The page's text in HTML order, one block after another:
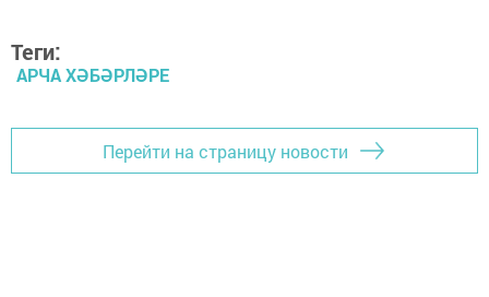
Теги:
АРЧА ХӘБӘРЛӘРЕ
Перейти на страницу новости